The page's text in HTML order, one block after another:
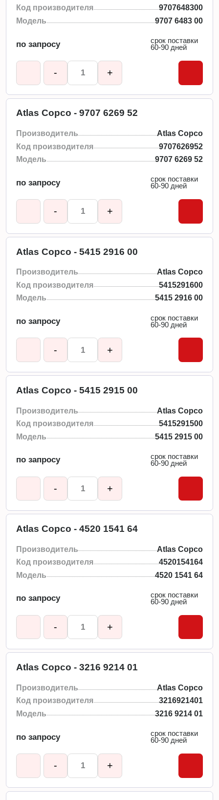
Код производителя
9707648300
Модель
9707 6483 00
по запросу
срок поставки
60-90 дней
- +
Atlas Copco - 9707 6269 52
Производитель
Atlas Copco
Код производителя
9707626952
Модель
9707 6269 52
по запросу
срок поставки
60-90 дней
- +
Atlas Copco - 5415 2916 00
Производитель
Atlas Copco
Код производителя
5415291600
Модель
5415 2916 00
по запросу
срок поставки
60-90 дней
- +
Atlas Copco - 5415 2915 00
Производитель
Atlas Copco
Код производителя
5415291500
Модель
5415 2915 00
по запросу
срок поставки
60-90 дней
- +
Atlas Copco - 4520 1541 64
Производитель
Atlas Copco
Код производителя
4520154164
Модель
4520 1541 64
по запросу
срок поставки
60-90 дней
- +
Atlas Copco - 3216 9214 01
Производитель
Atlas Copco
Код производителя
3216921401
Модель
3216 9214 01
по запросу
срок поставки
60-90 дней
- +